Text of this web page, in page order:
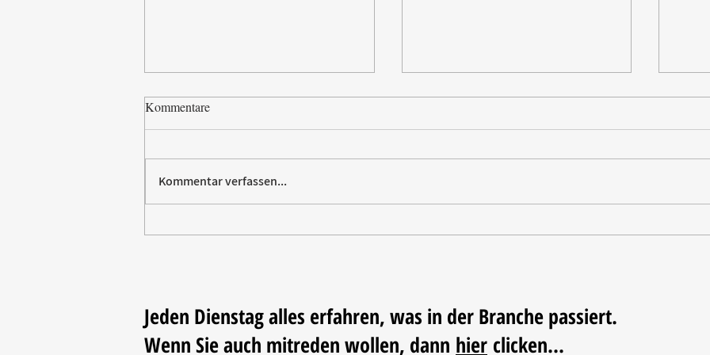
CADEAUX Leipzig zeigt
Kommentare
Kommentar verfassen...
Jeden Dienstag alles erfahren, was in der Branche passiert.
Wenn Sie auch mitreden wollen, dann hier clicken...